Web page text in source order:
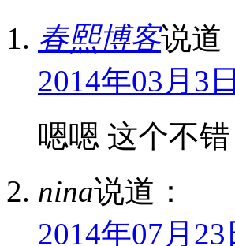
春熙博客说道
2014年03月3
嗯嗯 这个不错
nina说道：
2014年07月